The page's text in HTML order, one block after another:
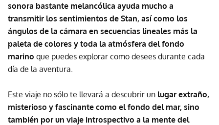
sonora bastante melancólica ayuda mucho a
transmitir los sentimientos de Stan, así como los
ángulos de la cámara en secuencias lineales más la
paleta de colores y toda la atmósfera del fondo
marino que puedes explorar como desees durante cada
día de la aventura.
Este viaje no sólo te llevará a descubrir un lugar extraño,
misterioso y fascinante como el fondo del mar, sino
también por un viaje introspectivo a la mente del